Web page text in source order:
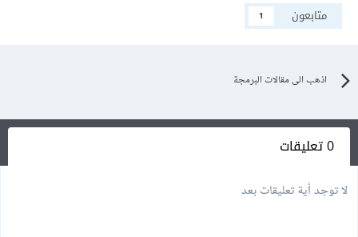
متابعون
1
اذهب الى مقالات البرمجة
0 تعليقات
لا توجد أية تعليقات بعد